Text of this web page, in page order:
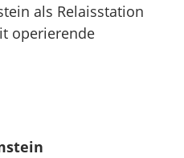
als Relaisstation
operierende